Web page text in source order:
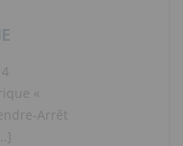
«
Arrêt